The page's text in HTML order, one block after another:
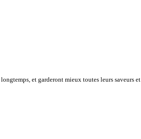
et garderont mieux toutes leurs saveurs